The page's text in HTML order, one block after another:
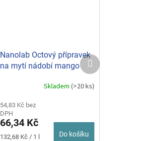
Nanolab Octový přípravek
na mytí nádobí mango
Skladem (>20 ks)
54,83 Kč bez
DPH
66,34 Kč
Měrná
132,68 Kč / 1 l Do košíku
Další
produkt